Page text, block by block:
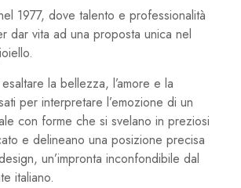
1977, dove talento e professionalità
dar vita ad una proposta unica nel
la bellezza, l’amore e la
per interpretare l’emozione di un
con forme che si svelano in preziosi
e delineano una posizione precisa
un’impronta inconfondibile dal
italiano.